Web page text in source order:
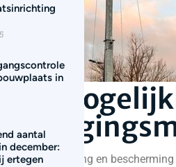
van beveiliging en
in
aantal
december:
ertegen